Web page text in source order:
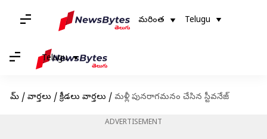
మరింత Telugu
Telugu
హోమ్ / వార్తలు / క్రీడలు వార్తలు / మళ్లీ పునరాగమనం చేసిన స్టీవనేజ్
ADVERTISEMENT